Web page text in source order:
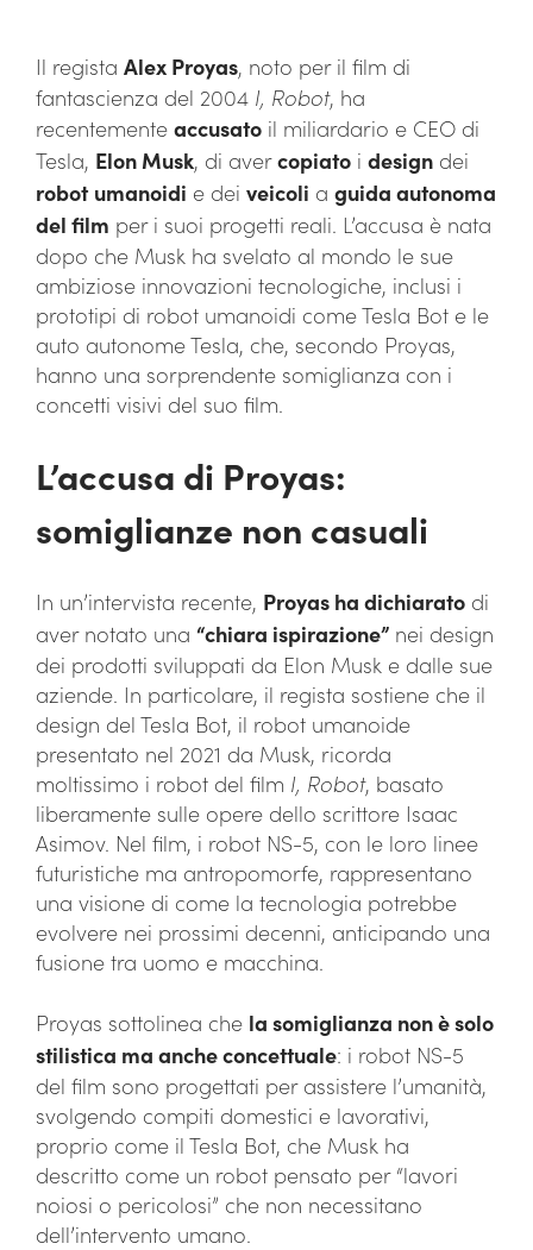
Il regista Alex Proyas, noto per il film di
fantascienza del 2004 I, Robot, ha
recentemente accusato il miliardario e CEO di
Tesla, Elon Musk, di avercopiato i design dei
robot umanoidi e dei veicoli a guida autonoma
del film per i suoi progetti reali. L’accusa è nata
dopo che Musk ha svelato al mondo le sue
ambiziose innovazioni tecnologiche, inclusi i
prototipi di robot umanoidi come Tesla Bot e le
auto autonome Tesla, che, secondo Proyas,
hanno una sorprendente somiglianza con i
concetti visivi del suo film.
L’accusa di Proyas:
somiglianze non casuali
In un’intervista recente, Proyas ha dichiarato di
aver notato una “chiara ispirazione” nei design
dei prodotti sviluppati da Elon Musk e dalle sue
aziende. In particolare, il regista sostiene che il
design del Tesla Bot, il robot umanoide
presentato nel 2021 da Musk, ricorda
moltissimo i robot del film I, Robot, basato
liberamente sulle opere dello scrittore Isaac
Asimov. Nel film, i robot NS-5, con le loro linee
futuristiche ma antropomorfe, rappresentano
una visione di come la tecnologia potrebbe
evolvere nei prossimi decenni, anticipando una
fusione tra uomo e macchina.
Proyas sottolinea che la somiglianza non è solo
stilistica ma anche concettuale: i robot NS-5
del film sono progettati per assistere l’umanità,
svolgendo compiti domestici e lavorativi,
proprio come il Tesla Bot, che Musk ha
descritto come un robot pensato per “lavori
noiosi o pericolosi” che non necessitano
dell’intervento umano.